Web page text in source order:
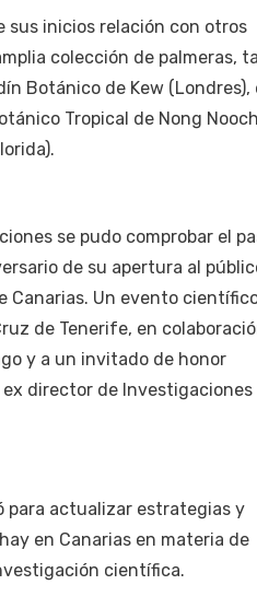
sus inicios relación con otros
colección de palmeras,
Botánico de Kew (Londres),
Tropical de Nong
se pudo comprobar el
de su apertura al
Canarias. Un evento
de Tenerife, en
y a un invitado de honor
director de Investigaciones
para actualizar estrategias y
en Canarias en materia de
científica.